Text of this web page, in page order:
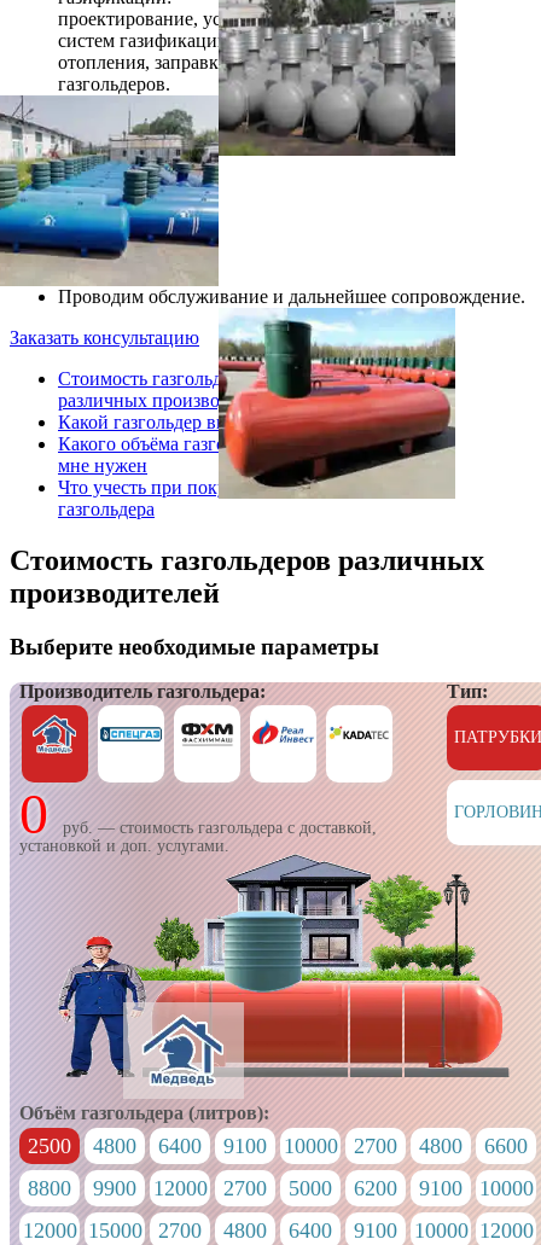
проектирование, установка
систем газификации и
отопления, заправка
газгольдеров.
Проводим обслуживание и дальнейшее сопровождение.
Заказать консультацию
Стоимость газгольдеров
различных производителей
Какой газгольдер выбрать
Какого объёма газгольдер
мне нужен
Что учесть при покупке
газгольдера
Стоимость газгольдеров различных
производителей
Выберите необходимые параметры
Производитель газгольдера:
0 руб. — стоимость газгольдера с доставкой,
установкой и доп. услугами.
Тип:
Объём газгольдера (литров):
2500 4800 6400 9100 10000 2700 4800
6600
8800
9900 12000 2700 5000 6200 9100
10000
12000 15000 2700 4800 6400 9100 10000 12000